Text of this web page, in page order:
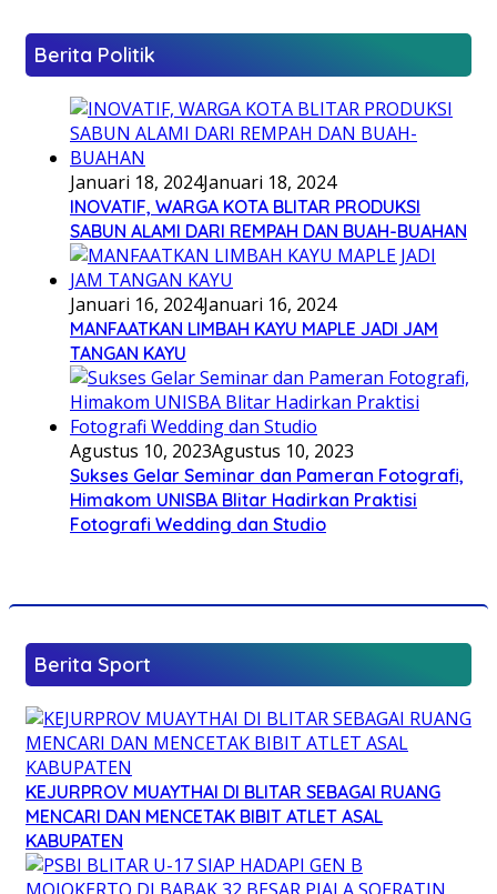
Berita Politik
Januari 18, 2024Januari 18, 2024
INOVATIF, WARGA KOTA BLITAR PRODUKSI
SABUN ALAMI DARI REMPAH DAN BUAH-BUAHAN
Januari 16, 2024Januari 16, 2024
MANFAATKAN LIMBAH KAYU MAPLE JADI JAM
TANGAN KAYU
Agustus 10, 2023Agustus 10, 2023
Sukses Gelar Seminar dan Pameran Fotografi,
Himakom UNISBA Blitar Hadirkan Praktisi
Fotografi Wedding dan Studio
Berita Sport
KEJURPROV MUAYTHAI DI BLITAR SEBAGAI RUANG
MENCARI DAN MENCETAK BIBIT ATLET ASAL
KABUPATEN